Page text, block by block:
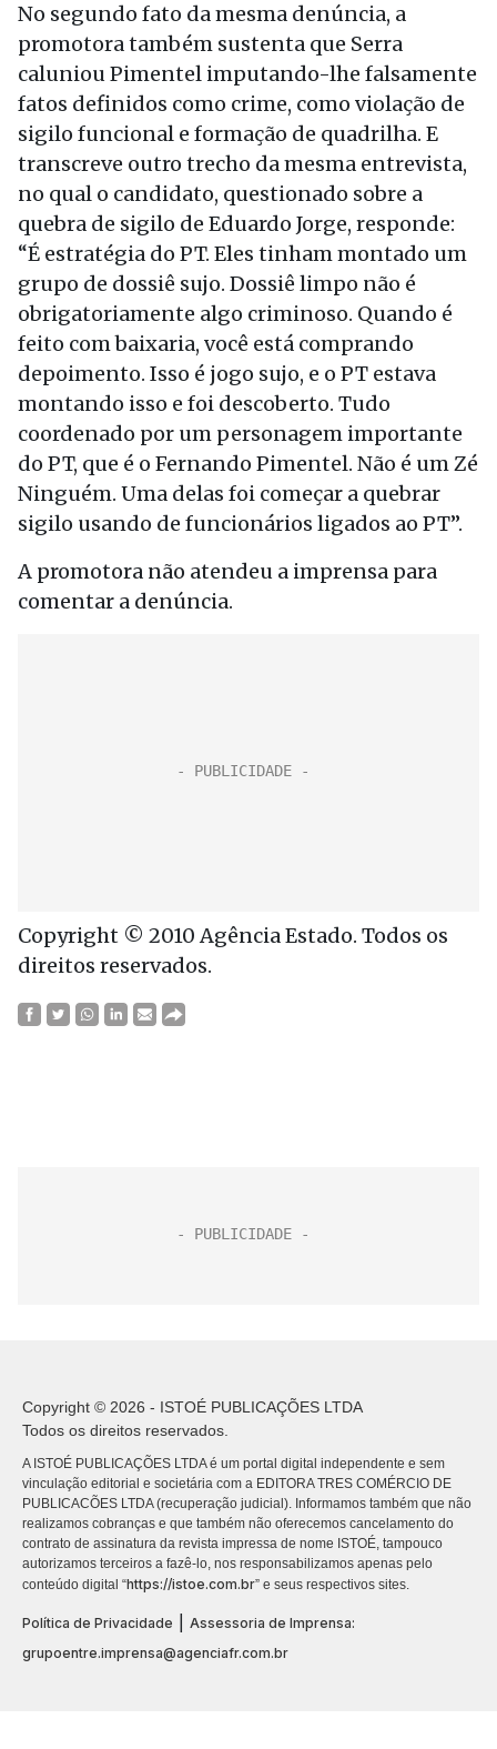
No segundo fato da mesma denúncia, a
promotora também sustenta que Serra
caluniou Pimentel imputando-lhe falsamente
fatos definidos como crime, como violação de
sigilo funcional e formação de quadrilha. E
transcreve outro trecho da mesma entrevista,
no qual o candidato, questionado sobre a
quebra de sigilo de Eduardo Jorge, responde:
“É estratégia do PT. Eles tinham montado um
grupo de dossiê sujo. Dossiê limpo não é
obrigatoriamente algo criminoso. Quando é
feito com baixaria, você está comprando
depoimento. Isso é jogo sujo, e o PT estava
montando isso e foi descoberto. Tudo
coordenado por um personagem importante
do PT, que é o Fernando Pimentel. Não é um Zé
Ninguém. Uma delas foi começar a quebrar
sigilo usando de funcionários ligados ao PT”.
A promotora não atendeu a imprensa para
comentar a denúncia.
Copyright © 2010 Agência Estado. Todos os
direitos reservados.
Copyright © 2026 - ISTOÉ PUBLICAÇÕES LTDA
Todos os direitos reservados.
A ISTOÉ PUBLICAÇÕES LTDA é um portal digital independente e sem
vinculação editorial e societária com a EDITORA TRES COMÉRCIO DE
PUBLICACÕES LTDA (recuperação judicial). Informamos também que não
realizamos cobranças e que também não oferecemos cancelamento do
contrato de assinatura da revista impressa de nome ISTOÉ, tampouco
autorizamos terceiros a fazê-lo, nos responsabilizamos apenas pelo
conteúdo digital “https://istoe.com.br” e seus respectivos sites.
Política de Privacidade
Assessoria de Imprensa:
grupoentre.imprensa@agenciafr.com.br